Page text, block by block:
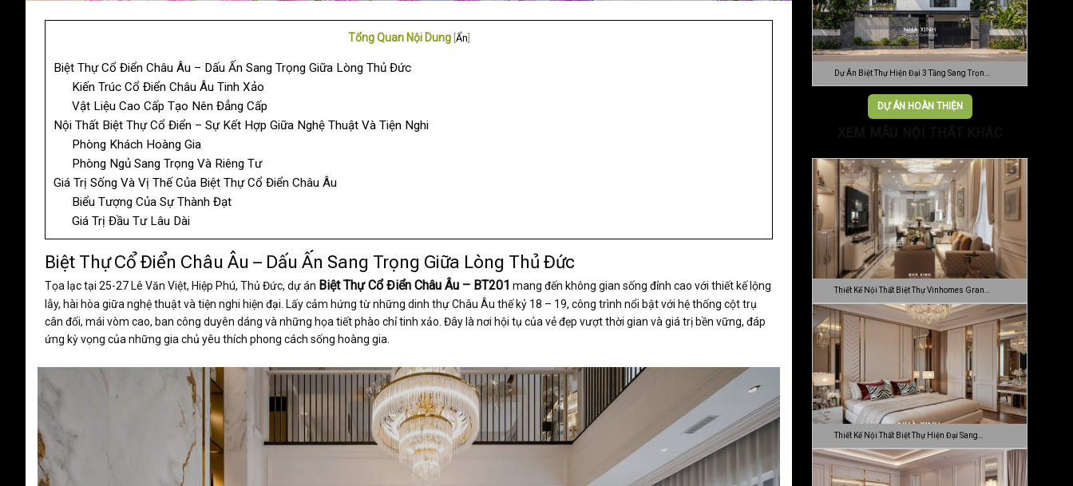
Tổng Quan Nội Dung [Ẩn]
Biệt Thự Cổ Điển Châu Âu – Dấu Ấn Sang Trọng Giữa Lòng Thủ Đức
Kiến Trúc Cổ Điển Châu Âu Tinh Xảo
Vật Liệu Cao Cấp Tạo Nên Đẳng Cấp
Nội Thất Biệt Thự Cổ Điển – Sự Kết Hợp Giữa Nghệ Thuật Và Tiện Nghi
Phòng Khách Hoàng Gia
Phòng Ngủ Sang Trọng Và Riêng Tư
Giá Trị Sống Và Vị Thế Của Biệt Thự Cổ Điển Châu Âu
Biểu Tượng Của Sự Thành Đạt
Giá Trị Đầu Tư Lâu Dài
Biệt Thự Cổ Điển Châu Âu – Dấu Ấn Sang Trọng Giữa Lòng Thủ Đức
Tọa lạc tại 25-27 Lê Văn Việt, Hiệp Phú, Thủ Đức, dự án Biệt Thự Cổ Điển Châu Âu – BT201 mang đến không gian sống đỉnh cao với thiết kế lộng
lẫy, hài hòa giữa nghệ thuật và tiện nghi hiện đại. Lấy cảm hứng từ những dinh thự Châu Âu thế kỷ 18 – 19, công trình nổi bật với hệ thống cột trụ
cân đối, mái vòm cao, ban công duyên dáng và những họa tiết phào chỉ tinh xảo. Đây là nơi hội tụ của vẻ đẹp vượt thời gian và giá trị bền vững, đáp
ứng kỳ vọng của những gia chủ yêu thích phong cách sống hoàng gia.
Dự Án Biệt Thự Hiện Đại 3 Tầng Sang Trọn…
DỰ ÁN HOÀN THIỆN
Thiết Kế Nội Thất Biệt Thự Vinhomes Gran…
Thiết Kế Nội Thất Biệt Thự Hiện Đại Sang…